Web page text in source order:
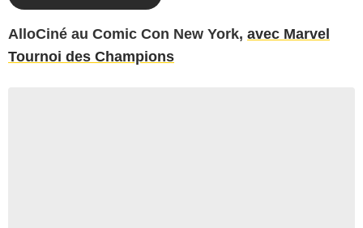
AlloCiné au Comic Con New York, avec Marvel
Tournoi des Champions